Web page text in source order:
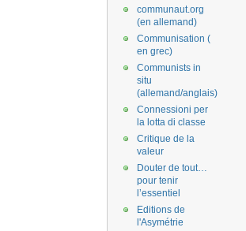
communaut.org
(en allemand)
Communisation (
en grec)
Communists in
situ
(allemand/anglais)
Connessioni per
la lotta di classe
Critique de la
valeur
Douter de tout…
pour tenir
l’essentiel
Editions de
l'Asymétrie